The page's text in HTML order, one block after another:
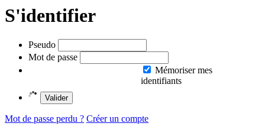
S'identifier
Pseudo
Mot de passe
Mémoriser mes
identifiants
Valider
Mot de passe perdu ? Créer un compte